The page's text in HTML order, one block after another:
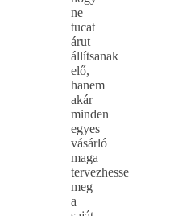
ne
tucat
árut
állítsanak
elő,
hanem
akár
minden
egyes
vásárló
maga
tervezhesse
meg
a